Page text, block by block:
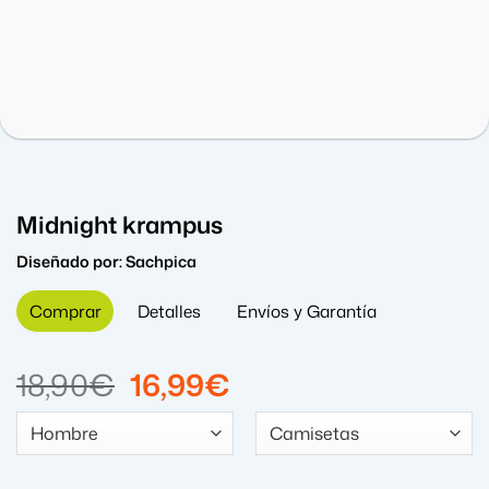
Midnight krampus
Diseñado por:Sachpica
Comprar Detalles Envíos y Garantía
18,90€ El
precio
original
16,99€
precio
actual